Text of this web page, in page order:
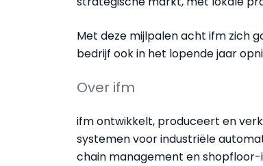
Met deze mijlpalen acht ifm zich
bedrijf ook in het lopende jaar
Over ifm
ifm ontwikkelt, produceert en
systemen voor industriële
chain management en